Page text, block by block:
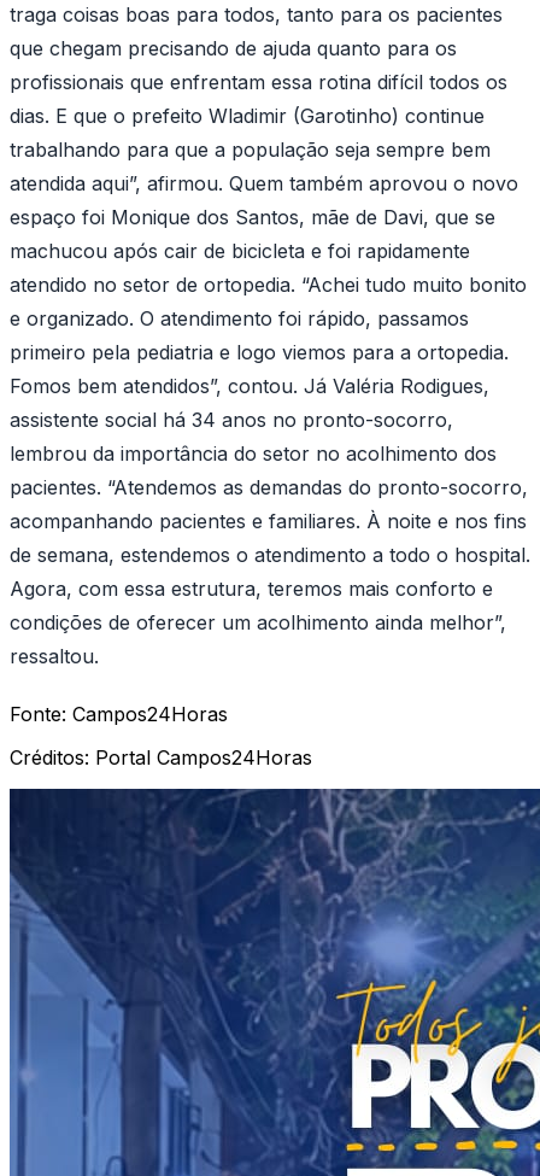
traga coisas boas para todos, tanto para os pacientes
que chegam precisando de ajuda quanto para os
profissionais que enfrentam essa rotina difícil todos os
dias. E que o prefeito Wladimir (Garotinho) continue
trabalhando para que a população seja sempre bem
atendida aqui”, afirmou. Quem também aprovou o novo
espaço foi Monique dos Santos, mãe de Davi, que se
machucou após cair de bicicleta e foi rapidamente
atendido no setor de ortopedia. “Achei tudo muito bonito
e organizado. O atendimento foi rápido, passamos
primeiro pela pediatria e logo viemos para a ortopedia.
Fomos bem atendidos”, contou. Já Valéria Rodigues,
assistente social há 34 anos no pronto-socorro,
lembrou da importância do setor no acolhimento dos
pacientes. “Atendemos as demandas do pronto-socorro,
acompanhando pacientes e familiares. À noite e nos fins
de semana, estendemos o atendimento a todo o hospital.
Agora, com essa estrutura, teremos mais conforto e
condições de oferecer um acolhimento ainda melhor”,
ressaltou.
Fonte: Campos24Horas
Créditos: Portal Campos24Horas